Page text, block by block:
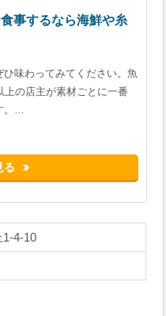
事するなら海鮮や糸
味わってみてください。魚
の店主が素材ごとに一番
。…
る
4-10